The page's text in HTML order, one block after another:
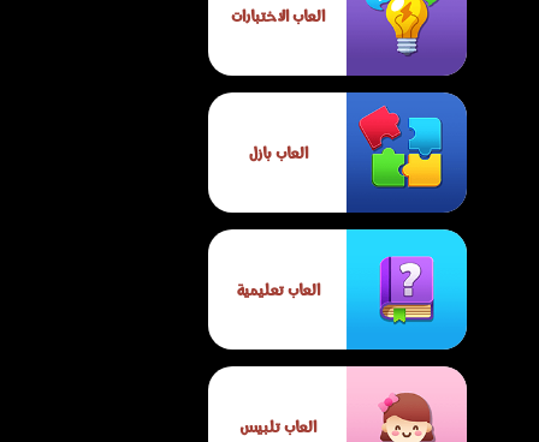
العاب الاختبارات
العاب بازل
العاب تعليمية
العاب تلبيس